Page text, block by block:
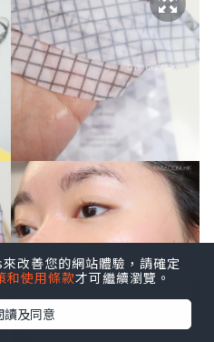
改善您的網站體驗，請確定
和使用條款才可繼續瀏覽。
讀及同意